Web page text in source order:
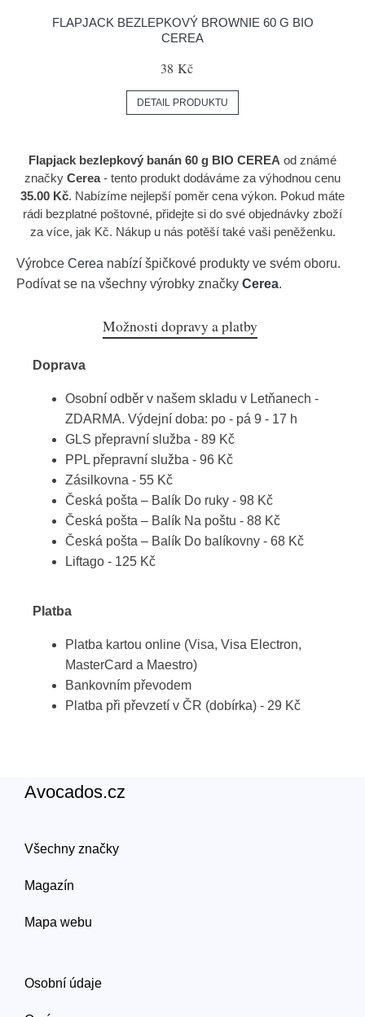
FLAPJACK BEZLEPKOVÝ BROWNIE 60 G BIO
CEREA
38 Kč
DETAIL PRODUKTU
Flapjack bezlepkový banán 60 g BIO CEREA od známé
značky Cerea- tento produkt dodáváme za výhodnou cenu
35.00 Kč. Nabízíme nejlepší poměr cena výkon. Pokud máte
rádi bezplatné poštovné, přidejte si do své objednávky zboží
za více, jak Kč. Nákup u nás potěší také vaši peněženku.
Výrobce Cerea nabízí špičkové produkty ve svém oboru.
Podívat se na všechny výrobky značky Cerea.
Možnosti dopravy a platby
Doprava
Osobní odběr v našem skladu v Letňanech -
ZDARMA. Výdejní doba: po - pá 9 - 17 h
GLS přepravní služba - 89 Kč
PPL přepravní služba - 96 Kč
Zásilkovna - 55 Kč
Česká pošta – Balík Do ruky - 98 Kč
Česká pošta – Balík Na poštu - 88 Kč
Česká pošta – Balík Do balíkovny - 68 Kč
Liftago - 125 Kč
Platba
Platba kartou online (Visa, Visa Electron,
MasterCard a Maestro)
Bankovním převodem
Platba při převzetí v ČR (dobírka) - 29 Kč
Avocados.cz
Všechny značky
Magazín
Mapa webu
Osobní údaje